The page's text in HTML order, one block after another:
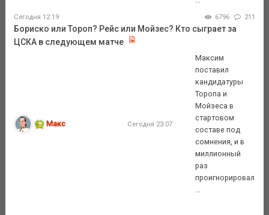
Сегодня 12:19 6796 211
Бориско или Тороп? Рейс или Мойзес? Кто сыграет за
ЦСКА в следующем матче
Макс Сегодня 23:07
Максим
поставил
кандидатуры
Торопа и
Мойзеса в
стартовом
составе под
сомнения, и в
миллионный
раз
проигнорировал